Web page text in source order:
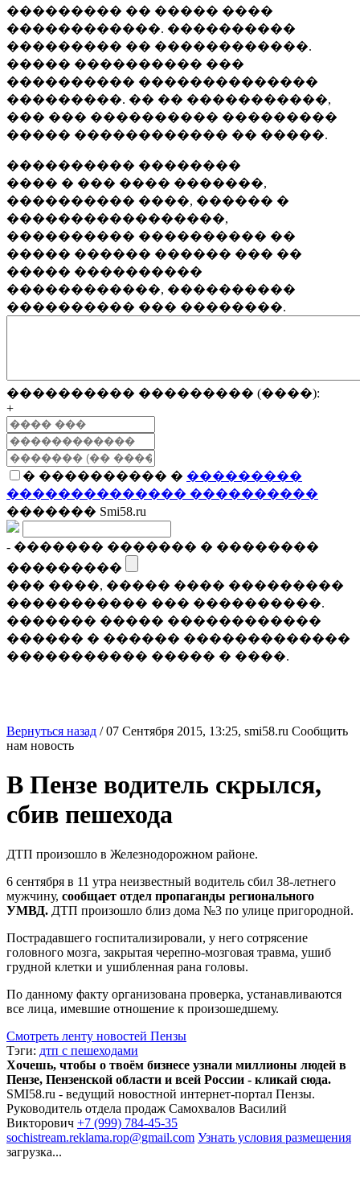
��������� �� ����� ����
������������. ����������
��������� �� ������������.
����� ���������� ���
���������� ��������������
���������. �� �� �����������,
��� ��� ���������� ���������
����� ������������ �� �����.
���������� ��������
���� � ��� ���� �������,
���������� ����, ������ �
�����������������,
���������� ���������� ��
����� ������ ������ ��� ��
����� ����������
������������, ����������
���������� ��� ��������.
���������� ��������� (����):
+
� ���������� � ���������
�������������� ����������
������� Smi58.ru
- ������� ������� � ��������
���������
��� ����, ����� ���� ���������
����������� ��� ����������.
������� ����� ������������
������ � ������ �������������
����������� ����� � ����.
Вернуться назад /07 Сентября 2015, 13:25, smi58.ru Сообщить
нам новость
В Пензе водитель скрылся,
сбив пешехода
ДТП произошло в Железнодорожном районе.
6 сентября в 11 утра неизвестный водитель сбил 38-летнего
мужчину, сообщает отдел пропаганды регионального
УМВД. ДТП произошло близ дома №3 по улице пригородной.
Пострадавшего госпитализировали, у него сотрясение
головного мозга, закрытая черепно-мозговая травма, ушиб
грудной клетки и ушибленная рана головы.
По данному факту организована проверка, устанавливаются
все лица, имевшие отношение к произошедшему.
Смотреть ленту новостей Пензы
Тэги: дтп с пешеходами
Хочешь, чтобы о твоём бизнесе узнали миллионы людей в
Пензе, Пензенской области и всей России - кликай сюда.
SMI58.ru - ведущий новостной интернет-портал Пензы.
Руководитель отдела продаж Самохвалов Василий
Викторович +7 (999) 784-45-35
sochistream.reklama.rop@gmail.com Узнать условия размещения
загрузка...